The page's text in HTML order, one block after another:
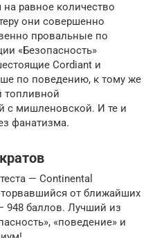
на равное количество
они совершенно
провальные по
«Безо­пасность»
Cordiant и
по поведению, к тому же
топливной
с мишленовской. И те и
фанатизма.
— Continental
от ближайших
948 баллов. Лучший из
«поведение» и